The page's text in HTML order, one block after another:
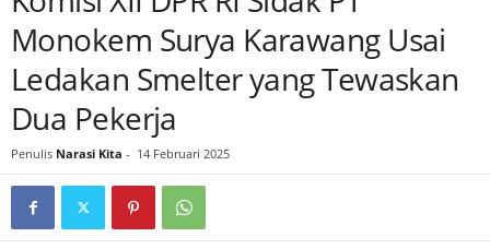
Monokem Surya Karawang Usai
Ledakan Smelter yang Tewaskan
Dua Pekerja
Penulis Narasi Kita - 14 Februari 2025